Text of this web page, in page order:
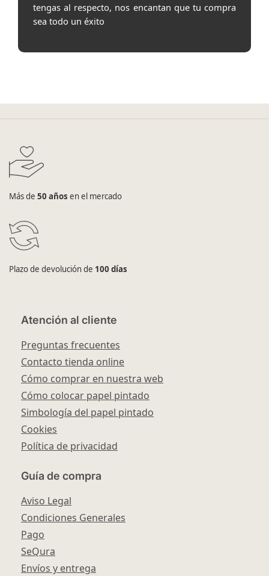
tengas al respecto, nos encantan que tu compra
sea todo un éxito
Más de 50 años en el mercado
Plazo de devolución de 100 días
Atención al cliente
Preguntas frecuentes
Contacto tienda online
Cómo comprar en nuestra web
Cómo colocar papel pintado
Simbología del papel pintado
Cookies
Política de privacidad
Guía de compra
Aviso Legal
Condiciones Generales
Pago
SeQura
Envíos y entrega